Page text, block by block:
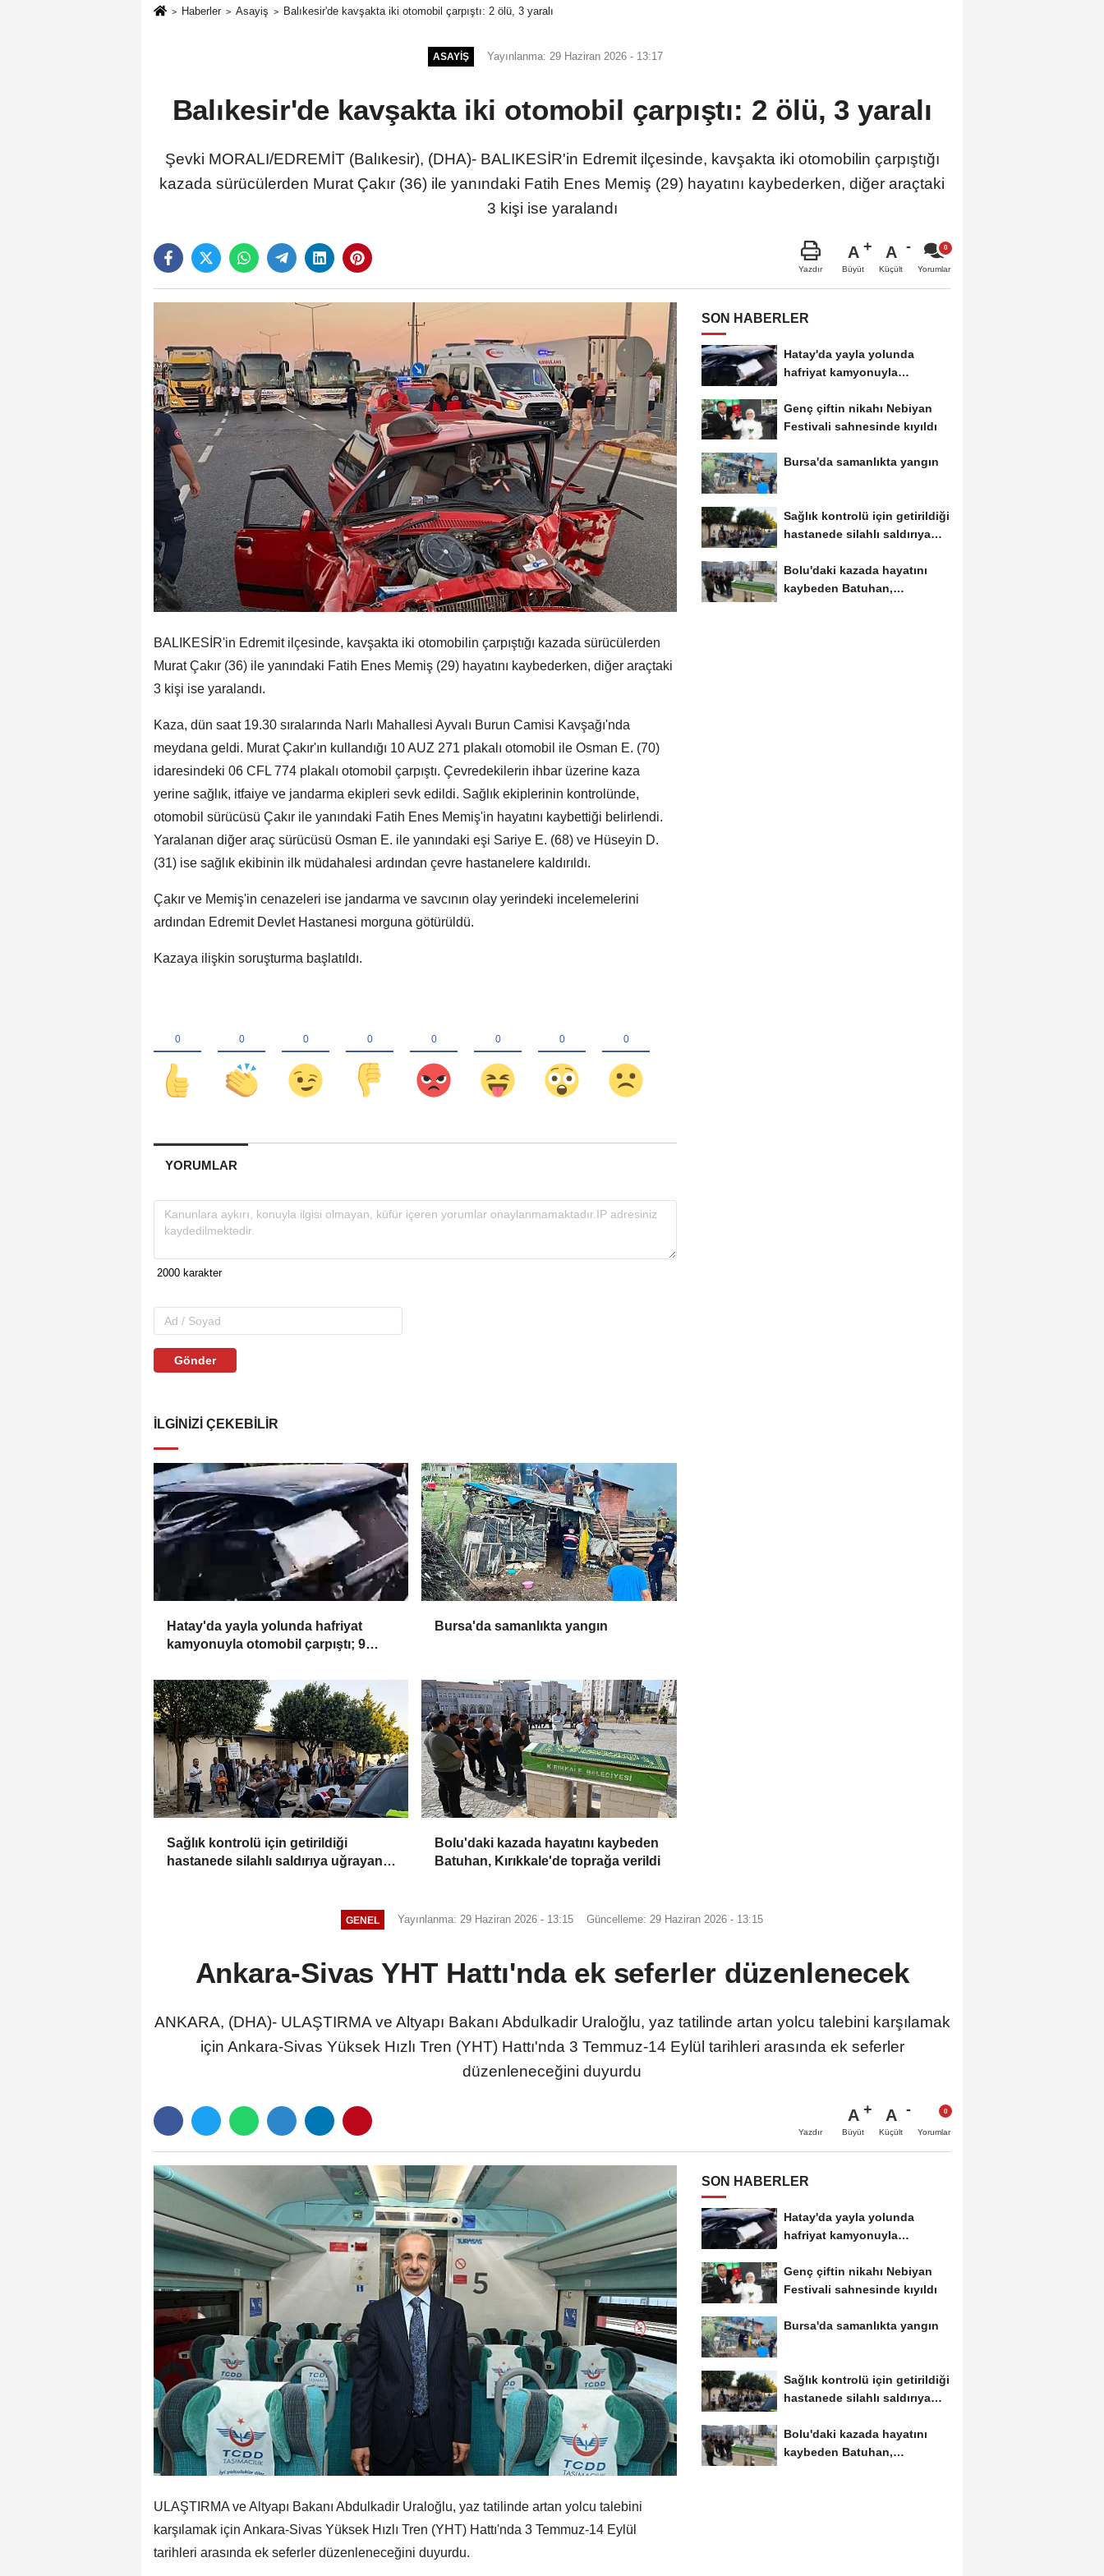
Haberler Asayiş Balıkesir'de kavşakta iki otomobil çarpıştı: 2 ölü, 3 yaralı
ASAYIŞ Yayınlanma: 29 Haziran 2026 - 13:17
Balıkesir'de kavşakta iki otomobil çarpıştı: 2 ölü, 3 yaralı
Şevki MORALI/EDREMİT (Balıkesir), (DHA)- BALIKESİR'in Edremit ilçesinde, kavşakta iki otomobilin çarpıştığı
kazada sürücülerden Murat Çakır (36) ile yanındaki Fatih Enes Memiş (29) hayatını kaybederken, diğer araçtaki
3 kişi ise yaralandı
Yazdır
A
Büyüt
A
Küçült Yorumlar
BALIKESİR'in Edremit ilçesinde, kavşakta iki otomobilin çarpıştığı kazada sürücülerden
Murat Çakır (36) ile yanındaki Fatih Enes Memiş (29) hayatını kaybederken, diğer araçtaki
3 kişi ise yaralandı.
Kaza, dün saat 19.30 sıralarında Narlı Mahallesi Ayvalı Burun Camisi Kavşağı'nda
meydana geldi. Murat Çakır'ın kullandığı 10 AUZ 271 plakalı otomobil ile Osman E. (70)
idaresindeki 06 CFL 774 plakalı otomobil çarpıştı. Çevredekilerin ihbar üzerine kaza
yerine sağlık, itfaiye ve jandarma ekipleri sevk edildi. Sağlık ekiplerinin kontrolünde,
otomobil sürücüsü Çakır ile yanındaki Fatih Enes Memiş'in hayatını kaybettiği belirlendi.
Yaralanan diğer araç sürücüsü Osman E. ile yanındaki eşi Sariye E. (68) ve Hüseyin D.
(31) ise sağlık ekibinin ilk müdahalesi ardından çevre hastanelere kaldırıldı.
Çakır ve Memiş'in cenazeleri ise jandarma ve savcının olay yerindeki incelemelerini
ardından Edremit Devlet Hastanesi morguna götürüldü.
Kazaya ilişkin soruşturma başlatıldı.
YORUMLAR
Gönder
İLGINIZI ÇEKEBILIR
Hatay'da yayla yolunda hafriyat
kamyonuyla otomobil çarpıştı; 9
Bursa'da samanlıkta yangın
Sağlık kontrolü için getirildiği
hastanede silahlı saldırıya uğrayan
Bolu'daki kazada hayatını kaybeden
Batuhan, Kırıkkale'de toprağa verildi
SON HABERLER
Hatay'da yayla yolunda
hafriyat kamyonuyla
Genç çiftin nikahı Nebiyan
Festivali sahnesinde kıyıldı
Bursa'da samanlıkta yangın
Sağlık kontrolü için getirildiği
hastanede silahlı saldırıya
Bolu'daki kazada hayatını
kaybeden Batuhan,
GENEL Yayınlanma: 29 Haziran 2026 - 13:15 Güncelleme: 29 Haziran 2026 - 13:15
Ankara-Sivas YHT Hattı'nda ek seferler düzenlenecek
ANKARA, (DHA)- ULAŞTIRMA ve Altyapı Bakanı Abdulkadir Uraloğlu, yaz tatilinde artan yolcu talebini karşılamak
için Ankara-Sivas Yüksek Hızlı Tren (YHT) Hattı'nda 3 Temmuz-14 Eylül tarihleri arasında ek seferler
düzenleneceğini duyurdu
Yazdır
A
Büyüt
A
Küçült Yorumlar
ULAŞTIRMA ve Altyapı Bakanı Abdulkadir Uraloğlu, yaz tatilinde artan yolcu talebini
karşılamak için Ankara-Sivas Yüksek Hızlı Tren (YHT) Hattı'nda 3 Temmuz-14 Eylül
tarihleri arasında ek seferler düzenleneceğini duyurdu.
SON HABERLER
Hatay'da yayla yolunda
hafriyat kamyonuyla
Genç çiftin nikahı Nebiyan
Festivali sahnesinde kıyıldı
Bursa'da samanlıkta yangın
Sağlık kontrolü için getirildiği
hastanede silahlı saldırıya
Bolu'daki kazada hayatını
kaybeden Batuhan,